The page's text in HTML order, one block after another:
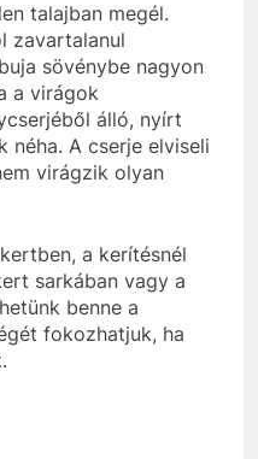
talajban megél.
zavartalanul
sövénybe nagyon
a virágok
álló, nyírt
néha. A cserje elviseli
virágzik olyan
a kerítésnél
sarkában vagy a
benne a
fokozhatjuk, ha